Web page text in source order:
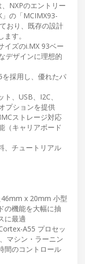
NXPのエントリー
の「MCIMX93-
おり、既存の設計
す。
イズのi.MX 93ベー
デザインに理想的
採用し、優れたパ
、USB、I2C、
プションを提供
ストレージ対応
（キャリアボード
、チュートリアル
46mm x 20mm 小型
の機能を大幅に抽
に最適
A55 プロセッ
マシン・ラーニン
間のコントロール